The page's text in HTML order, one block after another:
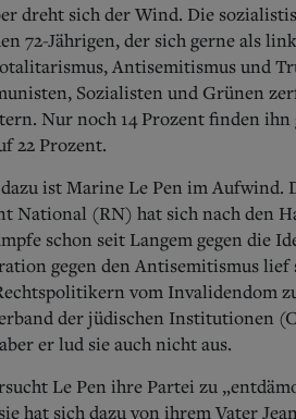
dreht sich der Wind. Die
72-Jährigen, der sich gerne als
Antisemitismus und
Sozialisten und Grünen
Nur noch 14 Prozent finden
22 Prozent.
ist Marine Le Pen im Aufwind.
National (RN) hat sich nach den
schon seit Langem gegen die
gegen den Antisemitismus
vom Invalidendom
der jüdischen Institutionen
er lud sie auch nicht aus.
Le Pen ihre Partei zu
hat sich dazu von ihrem Vater